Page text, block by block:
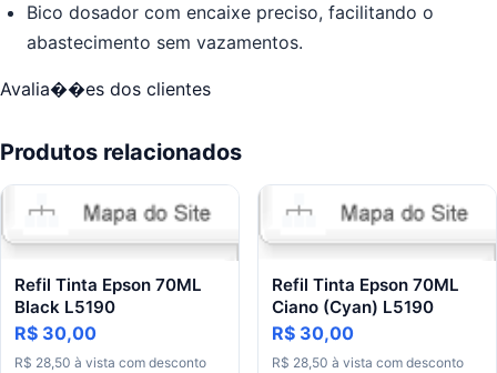
Bico dosador com encaixe preciso, facilitando o
abastecimento sem vazamentos.
Avalia��es dos clientes
Produtos relacionados
Refil Tinta Epson 70ML
Black L5190
R$ 30,00
R$ 28,50 à vista com desconto
Refil Tinta Epson 70ML
Ciano (Cyan) L5190
R$ 30,00
R$ 28,50 à vista com desconto